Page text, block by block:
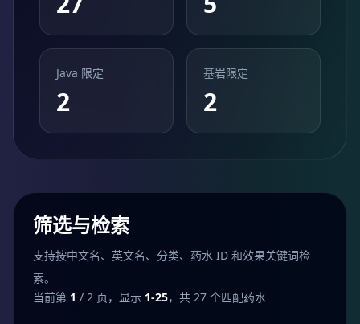
Java 限定
2
基岩限定
2
筛选与检索
支持按中文名、英文名、分类、药水 ID 和效果关键词检
索。
当前第 1 / 2 页，显示 1-25，共 27 个匹配药水